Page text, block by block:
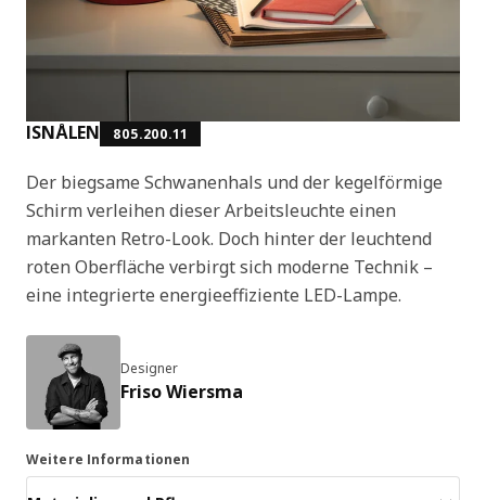
ISNÅLEN 805.200.11
Der biegsame Schwanenhals und der kegelförmige
Schirm verleihen dieser Arbeitsleuchte einen
markanten Retro-Look. Doch hinter der leuchtend
roten Oberfläche verbirgt sich moderne Technik –
eine integrierte energieeffiziente LED-Lampe.
Designer
Friso Wiersma
Weitere Informationen